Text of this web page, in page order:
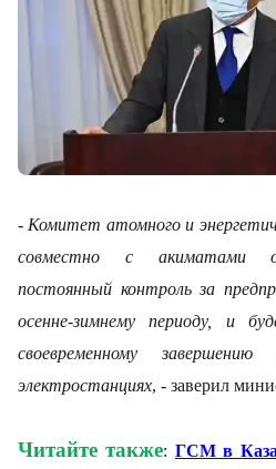
- Комитет атомного и
совместно с акиматами
постоянный контроль за
осенне-зимнему периоду, и
своевременному
электростанциях, - заверил
Читайте также: ГСМ в